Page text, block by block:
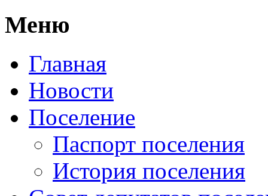
Меню
Главная
Новости
Поселение
Паспорт поселения
История поселения